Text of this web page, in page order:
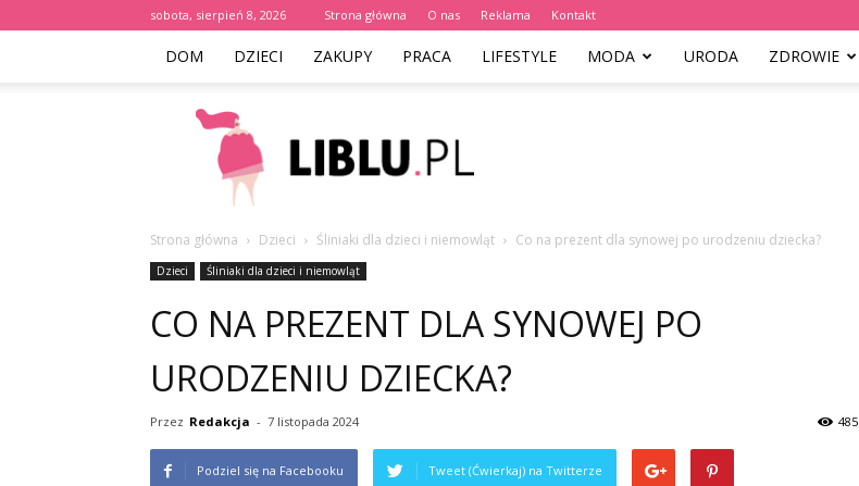
sobota, sierpień 8, 2026 Strona główna O nas Reklama Kontakt
DOM DZIECI ZAKUPY PRACA LIFESTYLE MODA URODA ZDROWIE
Liblu.pl
Strona główna Dzieci Śliniaki dla dzieci i niemowląt Co na prezent dla synowej po urodzeniu dziecka?
Dzieci Śliniaki dla dzieci i niemowląt
CO NA PREZENT DLA SYNOWEJ PO
URODZENIU DZIECKA?
Przez Redakcja - 7 listopada 2024 485
Podziel się na Facebooku Tweet (Ćwierkaj) na Twitterze